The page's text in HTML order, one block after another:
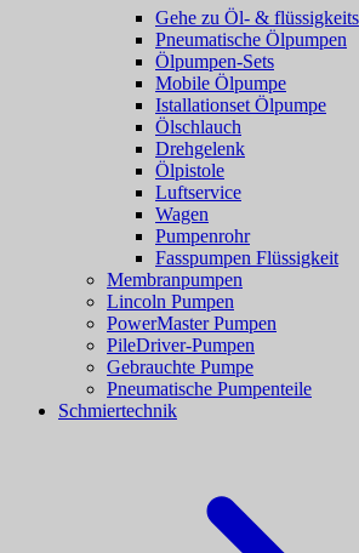
Gehe zu Öl- &
Pneumatische Ölpumpen
Ölpumpen-Sets
Mobile Ölpumpe
Istallationset Ölpumpe
Ölschlauch
Drehgelenk
Ölpistole
Luftservice
Wagen
Pumpenrohr
Fasspumpen Flüssigkeit
Membranpumpen
Lincoln Pumpen
PowerMaster Pumpen
PileDriver-Pumpen
Gebrauchte Pumpe
Pneumatische Pumpenteile
Schmiertechnik